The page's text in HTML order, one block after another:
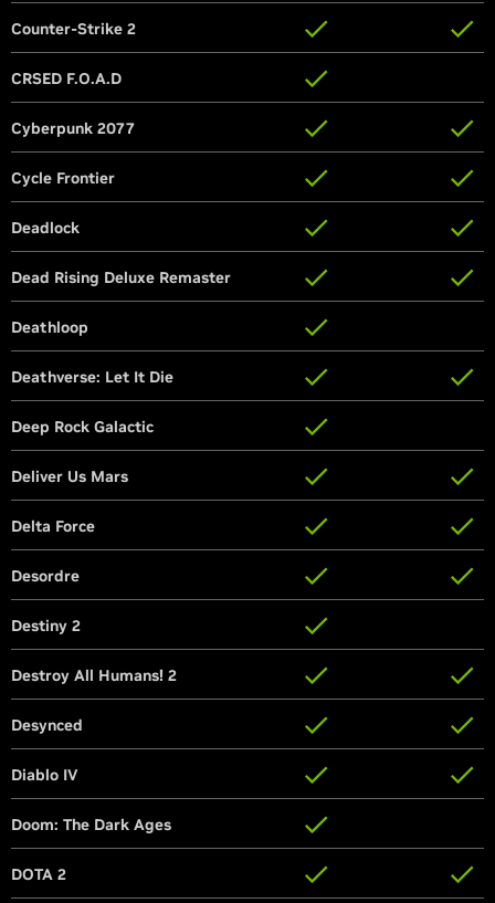
Counter-Strike 2
CRSED F.O.A.D
Cyberpunk 2077
Cycle Frontier
Deadlock
Dead Rising Deluxe Remaster
Deathloop
Deathverse: Let It Die
Deep Rock Galactic
Deliver Us Mars
Delta Force
Desordre
Destiny 2
Destroy All Humans! 2
Desynced
Diablo IV
Doom: The Dark Ages
DOTA 2
Counter-Strike 2
CRSED F.O.A.D
Cyberpunk 2077
Cycle Frontier
Deadlock
Dead Rising Deluxe Remaster
Deathloop
Deathverse: Let It Die
Deep Rock Galactic
Deliver Us Mars
Delta Force
Desordre
Destiny 2
Destroy All Humans! 2
Desynced
Diablo IV
Doom: The Dark Ages
DOTA 2